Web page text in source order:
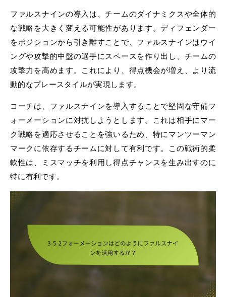
ファルスナインの導入は、チームのダイナミクスや全体的
な戦略を大きく変える可能性があります。ディフェンダー
をポジションから引き離すことで、ファルスナインはウイ
ングや攻撃的中盤の選手にスペースを作り出し、チームの
攻撃力を高めます。これにより、得点機会が増え、より流
動的なプレースタイルが実現します。
コーチは、ファルスナインを導入することで堅固な守備フ
ォーメーションに対抗しようとします。これは相手にマー
ク戦略を適応させることを強いるため、特にマンツーマン
マークに依存するチームに対して有利です。この戦術的柔
軟性は、ミスマッチを利用し得点チャンスを生み出すのに
特に有利です。